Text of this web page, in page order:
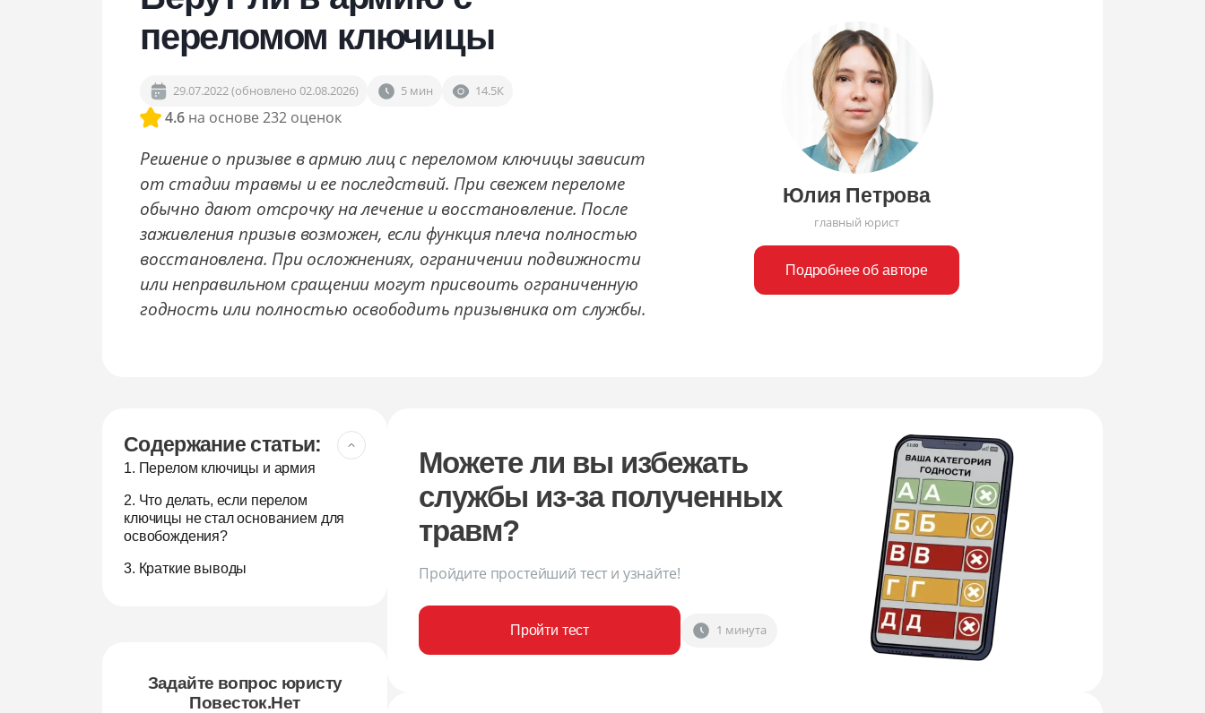
Сопровождение в военкомате
Снятие с воинского учёта
Снятие ограничений по повестке
переломом ключицы
29.07.2022 (обновлено 02.08.2026) 5 мин 14.5К
4.6 на основе 232 оценок
Решение о призыве в армию лиц с переломом ключицы зависит
от стадии травмы и ее последствий. При свежем переломе
обычно дают отсрочку на лечение и восстановление. После
заживления призыв возможен, если функция плеча полностью
восстановлена. При осложнениях, ограничении подвижности
или неправильном сращении могут присвоить ограниченную
годность или полностью освободить призывника от службы.
Юлия Петрова
главный юрист
Подробнее об авторе
Содержание статьи:
1. Перелом ключицы и армия
2. Что делать, если перелом
ключицы не стал основанием для
освобождения?
3. Краткие выводы
Задайте вопрос юристу
Повесток.Нет
Можете ли вы избежать
службы из-за полученных
травм?
Пройдите простейший тест и узнайте!
Пройти тест 1 минута